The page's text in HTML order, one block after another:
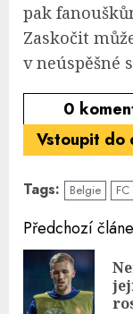
pak
Zaskočit
v neúspěšné
0
Vstoupit do
Tags: Belgie
Continue
Reading
Předchozí